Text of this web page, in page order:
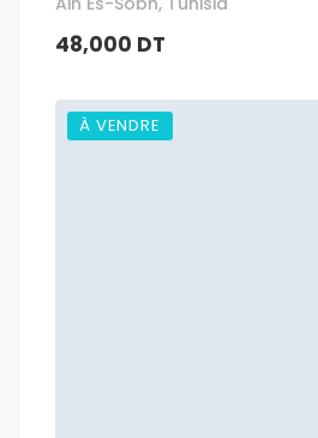
48,000 DT
À VENDRE